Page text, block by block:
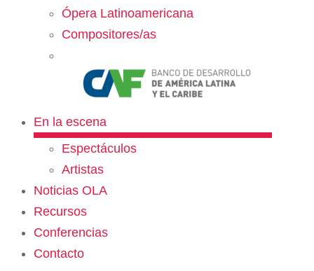
Ópera Latinoamericana
Compositores/as
En la escena
Espectáculos
Artistas
Noticias OLA
Recursos
Conferencias
Contacto